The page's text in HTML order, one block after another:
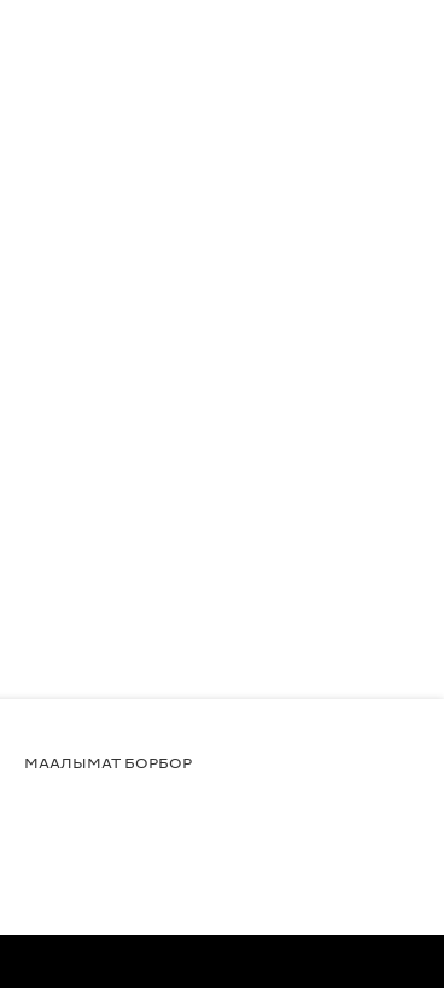
МААЛЫМАТ БОРБОР